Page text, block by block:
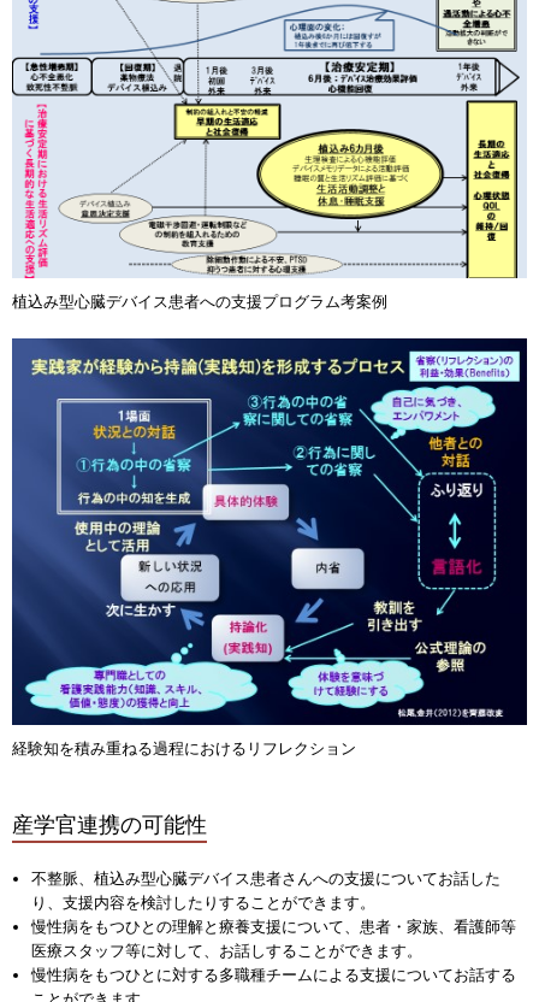
植込み型心臓デバイス患者への支援プログラム考案例
経験知を積み重ねる過程におけるリフレクション
産学官連携の可能性
不整脈、植込み型心臓デバイス患者さんへの支援についてお話した
り、支援内容を検討したりすることができます。
慢性病をもつひとの理解と療養支援について、患者・家族、看護師等
医療スタッフ等に対して、お話しすることができます。
慢性病をもつひとに対する多職種チームによる支援についてお話する